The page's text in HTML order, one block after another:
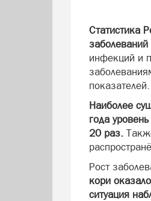
Статистика
инфекций и
показателей.
Наиболее
года
20 раз.
Рост
кори
ситуация